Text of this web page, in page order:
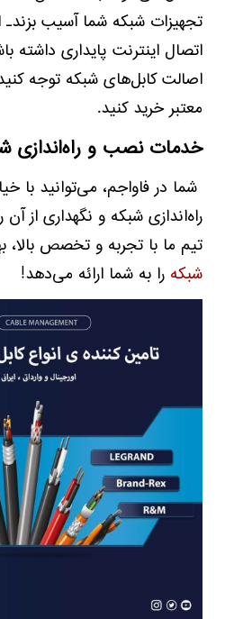
تجهیزات شبکه شما آسیب بزند۔
اتصال اینترنت پایداری داشته
اصالت کابل‌های شبکه توجه
معتبر خرید کنید.
خدمات نصب و راه‌اندازی
شما در فاواجم، می‌توانید
راه‌اندازی شبکه و نگهداری از آن
تیم ما با تجربه و تخصص بالا،
شبکه را به شما ارائه می‌دهد!